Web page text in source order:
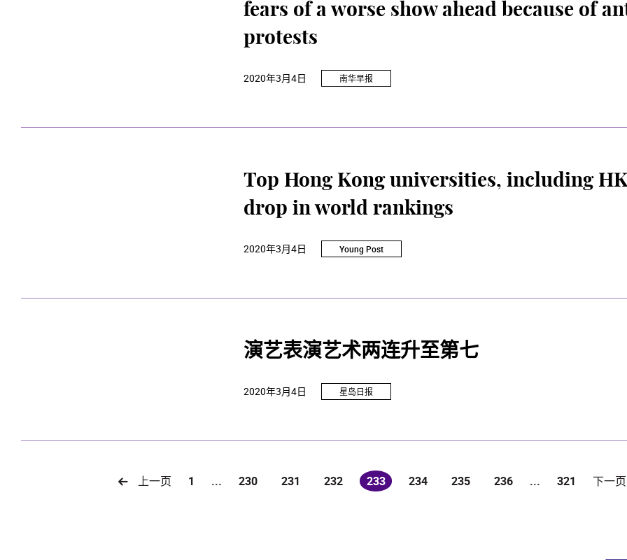
fears of a worse show ahead because of
protests
南华早报
2020年3月4日
Top Hong Kong universities, including
drop in world rankings
Young Post
2020年3月4日
演艺表演艺术两连升至第七
星岛日报
2020年3月4日
上一页 1 ... 230 231 232 233
(current)234 235 236 ... 321 下一页